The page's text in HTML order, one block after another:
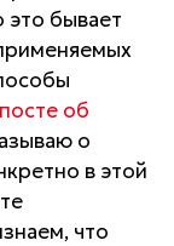
это бывает
об
о
в этой
что